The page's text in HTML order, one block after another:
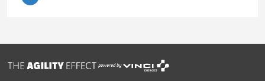
powered by